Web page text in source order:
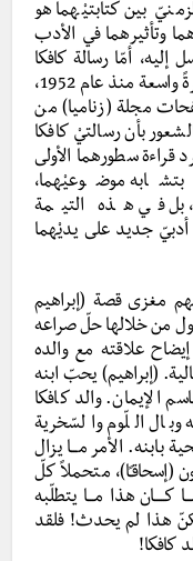
بين كتابتيْهما هو
وتأثيرهما في الأدب
إليه، أمّا رسالة كافكا
فلم تصل. إلّا أنّ رسالة الأخير قد لاقت شهرةً واسعة منذ عام 1952،
مجلة (زناميا) من
بأن رسالتيْ كافكا
قراءة سطورهما الأولى
موضوعيْهما،
بل في هذه التيمة
أدبيّ جديد على يديْهما
مغزى قصة (إبراهيم
من خلالها حلّ صراعه
علاقته مع والده
(إبراهيم) يحبّ ابنه
الإيمان. والد كافكا
وبال اللّوم والسّخرية
بابنه. الأمر مـــا يزال
(إسحاقـًا)، متحملاً كلّ
كـــــان هذا مـــا يتطلّبه
هذا لم يحدث! فلقد
كافكا!